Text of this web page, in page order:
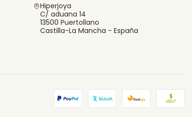
Hiperjoya
C/ aduana 14
13500 Puertollano
Castilla-La Mancha - España